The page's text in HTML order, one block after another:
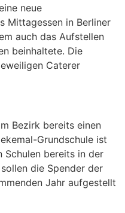
neue
Mittagessen in Berliner
auch das Aufstellen
beinhaltete. Die
Caterer
Bezirk bereits einen
Grundschule ist
bereits in der
die Spender der
Jahr aufgestellt